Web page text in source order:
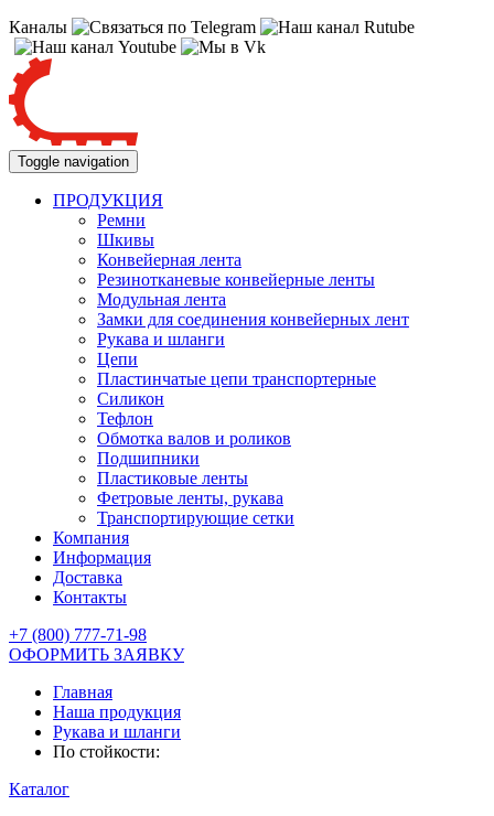
Каналы
Toggle navigation
ПРОДУКЦИЯ
Ремни
Шкивы
Конвейерная лента
Резинотканевые конвейерные ленты
Модульная лента
Замки для соединения конвейерных лент
Рукава и шланги
Цепи
Пластинчатые цепи транспортерные
Силикон
Тефлон
Обмотка валов и роликов
Подшипники
Пластиковые ленты
Фетровые ленты, рукава
Транспортирующие сетки
Компания
Информация
Доставка
Контакты
+7 (800) 777-71-98
ОФОРМИТЬ ЗАЯВКУ
Главная
Наша продукция
Рукава и шланги
По стойкости:
Каталог